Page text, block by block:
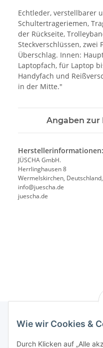
Wie wir Cookies &
Durch Klicken auf „Alle
Echtleder, verstellbarer
Schultertrageriemen,
der Rückseite,
Steckverschlüssen, zwei
Überschlag. Innen:
Laptopfach, für Laptop
Handyfach und
in der Mitte."
Angaben
Herstellerinformationen:
JÜSCHA GmbH.
Herrlinghausen 8
Wermelskirchen,
info@juescha.de
juescha.de
Rechtliches